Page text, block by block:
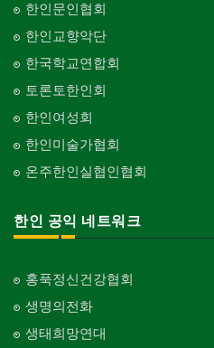
한인문인협회
한인교향악단
한국학교연합회
토론토한인회
한인여성회
한인미술가협회
온주한인실협인협회
한인 공익 네트워크
홍푹정신건강협회
생명의전화
생태희망연대